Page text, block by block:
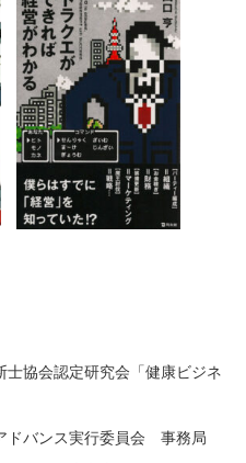
協会認定研究会「健康ビジネ
ドバンス実行委員会 事務局